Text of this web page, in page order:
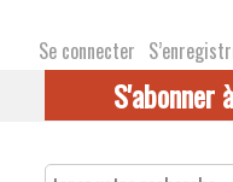
Se connecter
S'abonner